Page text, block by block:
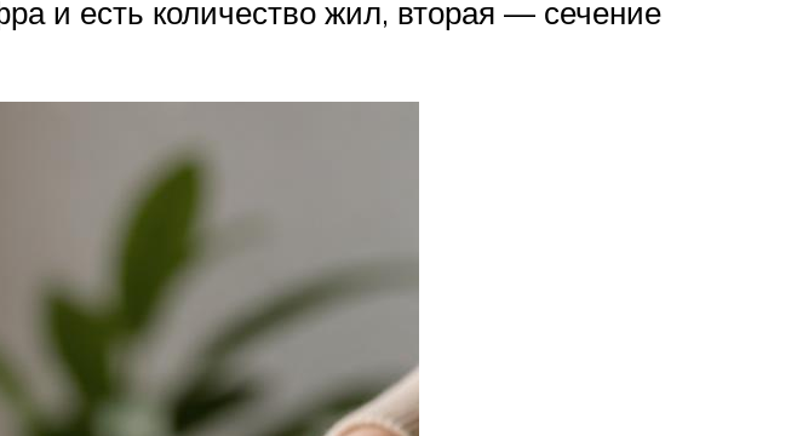
и есть количество жил, вторая — сечение